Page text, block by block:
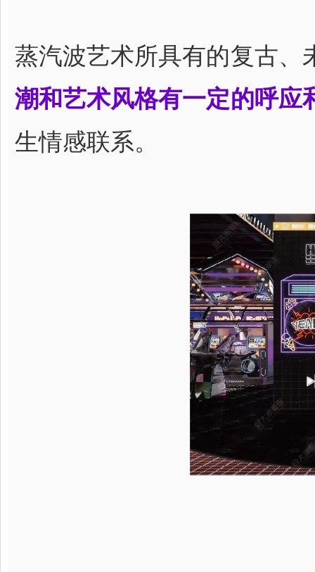
蒸汽波艺术所具有的复古、
潮和艺术风格有一定的呼应
生情感联系。